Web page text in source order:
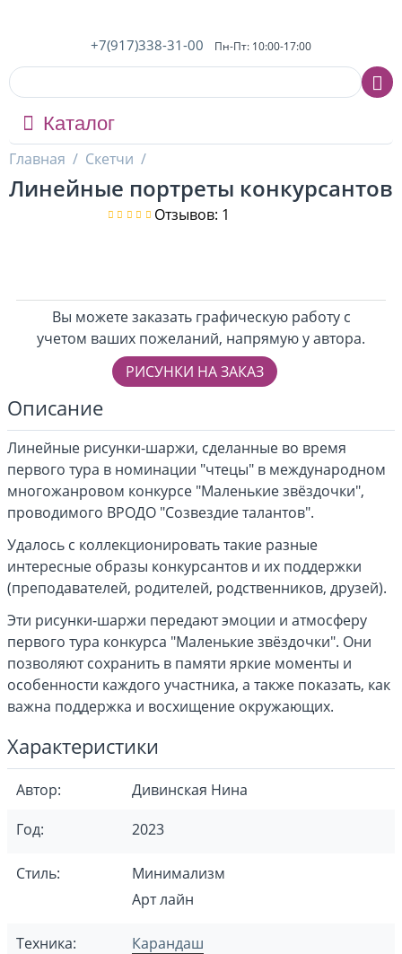
+7(917)338-31-00 Пн-Пт: 10:00-17:00
Каталог
Главная / Скетчи /
Линейные портреты конкурсантов
Отзывов: 1
Вы можете заказать графическую работу с
учетом ваших пожеланий, напрямую у автора.
РИСУНКИ НА ЗАКАЗ
Описание
Линейные рисунки-шаржи, сделанные во время
первого тура в номинации "чтецы" в международном
многожанровом конкурсе "Маленькие звёздочки",
проводимого ВРОДО "Созвездие талантов".
Удалось с коллекционировать такие разные
интересные образы конкурсантов и их поддержки
(преподавателей, родителей, родственников, друзей).
Эти рисунки-шаржи передают эмоции и атмосферу
первого тура конкурса "Маленькие звёздочки". Они
позволяют сохранить в памяти яркие моменты и
особенности каждого участника, а также показать, как
важна поддержка и восхищение окружающих.
Характеристики
Автор:
Дивинская Нина
Год:
2023
Стиль:
Минимализм
Арт лайн
Техника: Карандаш